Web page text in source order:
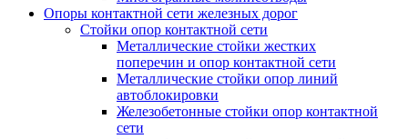
Опоры контактной сети железных дорог
Стойки опор контактной сети
Металлические стойки жестких
поперечин и опор контактной сети
Металлические стойки опор линий
автоблокировки
Железобетонные стойки опор контактной
сети